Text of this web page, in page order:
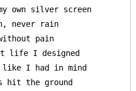
own silver screen
never rain
pain
life I designed
like I had in mind
hit the ground